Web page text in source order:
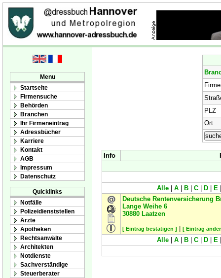
Menu
Startseite
Firmensuche
Behörden
Branchen
Ihr Firmeneintrag
Adressbücher
Karriere
Kontakt
AGB
Impressum
Datenschutz
Quicklinks
Notfälle
Polizeidienststellen
Ärzte
Apotheken
Rechtsanwälte
Architekten
Notdienste
Sachverständige
Steuerberater
PLZ
Ort
Info
Alle A B C D E
Deutsche Rentenversicherung
Lange Weihe 6
30880 Laatzen
[ Eintrag bestätigen ] [ Eintrag
Alle A B C D E